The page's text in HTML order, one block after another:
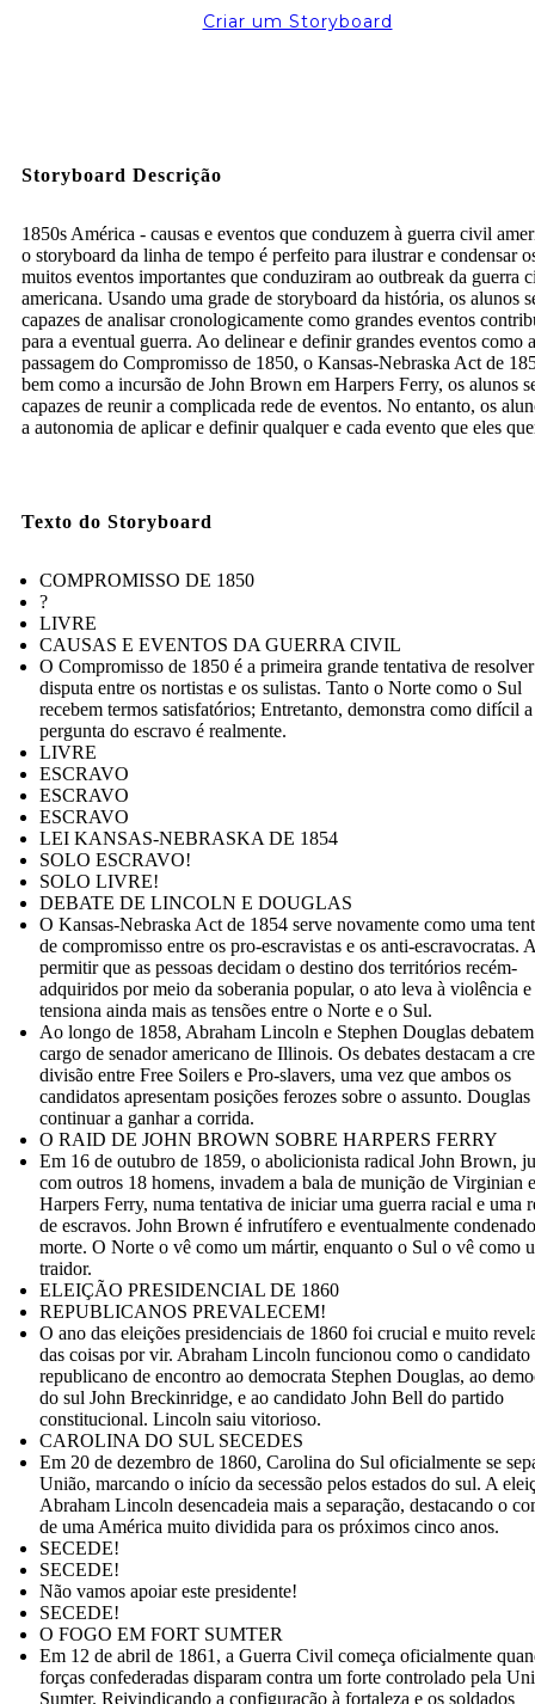
Criar um Storyboard
Storyboard Descrição
1850s América - causas e eventos que conduzem à guerra civil
o storyboard da linha de tempo é perfeito para ilustrar e condensar
muitos eventos importantes que conduziram ao outbreak da guerra
americana. Usando uma grade de storyboard da história, os alunos
capazes de analisar cronologicamente como grandes eventos
para a eventual guerra. Ao delinear e definir grandes eventos como a
passagem do Compromisso de 1850, o Kansas-Nebraska Act de
bem como a incursão de John Brown em Harpers Ferry, os alunos
capazes de reunir a complicada rede de eventos. No entanto, os
a autonomia de aplicar e definir qualquer e cada evento que eles
Texto do Storyboard
COMPROMISSO DE 1850
?
LIVRE
CAUSAS E EVENTOS DA GUERRA CIVIL
O Compromisso de 1850 é a primeira grande tentativa de
disputa entre os nortistas e os sulistas. Tanto o Norte como o Sul
recebem termos satisfatórios; Entretanto, demonstra como difícil a
pergunta do escravo é realmente.
LIVRE
ESCRAVO
ESCRAVO
ESCRAVO
LEI KANSAS-NEBRASKA DE 1854
SOLO ESCRAVO!
SOLO LIVRE!
DEBATE DE LINCOLN E DOUGLAS
O Kansas-Nebraska Act de 1854 serve novamente como uma
de compromisso entre os pro-escravistas e os anti-escravocratas.
permitir que as pessoas decidam o destino dos territórios recém-
adquiridos por meio da soberania popular, o ato leva à violência e
tensiona ainda mais as tensões entre o Norte e o Sul.
Ao longo de 1858, Abraham Lincoln e Stephen Douglas
cargo de senador americano de Illinois. Os debates destacam a
divisão entre Free Soilers e Pro-slavers, uma vez que ambos os
candidatos apresentam posições ferozes sobre o assunto.
continuar a ganhar a corrida.
O RAID DE JOHN BROWN SOBRE HARPERS FERRY
Em 16 de outubro de 1859, o abolicionista radical John Brown,
com outros 18 homens, invadem a bala de munição de Virginian
Harpers Ferry, numa tentativa de iniciar uma guerra racial e uma
de escravos. John Brown é infrutífero e eventualmente
morte. O Norte o vê como um mártir, enquanto o Sul o vê como
traidor.
ELEIÇÃO PRESIDENCIAL DE 1860
REPUBLICANOS PREVALECEM!
O ano das eleições presidenciais de 1860 foi crucial e muito
das coisas por vir. Abraham Lincoln funcionou como o candidato
republicano de encontro ao democrata Stephen Douglas, ao
do sul John Breckinridge, e ao candidato John Bell do partido
constitucional. Lincoln saiu vitorioso.
CAROLINA DO SUL SECEDES
Em 20 de dezembro de 1860, Carolina do Sul oficialmente se
União, marcando o início da secessão pelos estados do sul. A
Abraham Lincoln desencadeia mais a separação, destacando o
de uma América muito dividida para os próximos cinco anos.
SECEDE!
SECEDE!
Não vamos apoiar este presidente!
SECEDE!
O FOGO EM FORT SUMTER
Em 12 de abril de 1861, a Guerra Civil começa oficialmente
forças confederadas disparam contra um forte controlado pela
Sumter. Reivindicando a configuração à fortaleza e os soldados